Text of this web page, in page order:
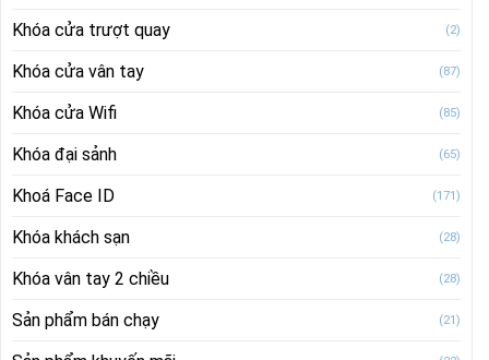
Khóa cửa trượt quay (2)
Khóa cửa vân tay (87)
Khóa cửa Wifi (85)
Khóa đại sảnh (65)
Khoá Face ID (171)
Khóa khách sạn (28)
Khóa vân tay 2 chiều (28)
Sản phẩm bán chạy (21)